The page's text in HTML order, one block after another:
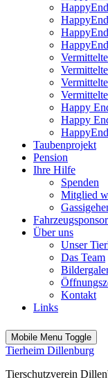
Happy
Happy
Taubenprojekt
Pension
Ihre Hilfe
Spenden
Mitglied
Über uns
Unser
Das Team
Kontakt
Links
Mobile Menu Toggle
Tierheim Dillenburg
Tierschutzverein